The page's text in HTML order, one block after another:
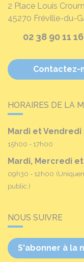
2 Place Louis Croum
45270 Fréville-du-
02 38 90 11 16
Contactez-
HORAIRES DE LA
Mardi et Vendredi
15h00 - 17h00
Mardi, Mercredi
09h30 - 12h00
public.)
NOUS SUIVRE
S'abonner à la